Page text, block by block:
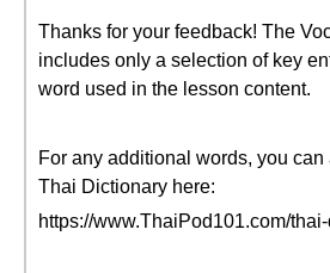
Thanks for your feedback! The
includes only a selection of key
word used in the lesson content.
For any additional words, you
Thai Dictionary here:
https://www.ThaiPod101.com/